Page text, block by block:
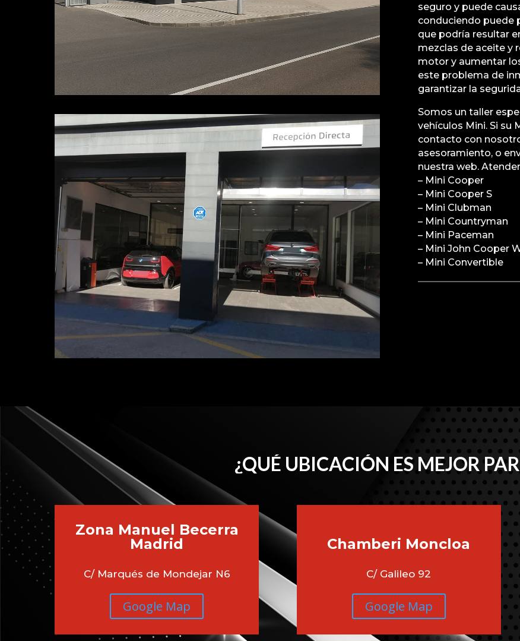
seguro y puede
conduciendo puede
que podría resultar
mezclas de aceite y
motor y aumentar
este problema de
garantizar la
Somos un taller
vehículos Mini. Si su
contacto con
asesoramiento, o
nuestra web.
– Mini Cooper
– Mini Cooper S
– Mini Clubman
– Mini Countryman
– Mini Paceman
– Mini John Cooper
– Mini Convertible
¿QUÉ UBICACIÓN ES MEJOR
Zona Manuel Becerra
Madrid
C/ Marqués de Mondejar N6
Google Map
Chamberi Moncloa
C/ Galileo 92
Google Map